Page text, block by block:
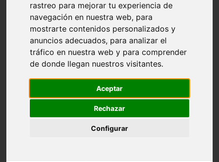
rastreo para mejorar tu experiencia de
navegación en nuestra web, para
mostrarte contenidos personalizados y
anuncios adecuados, para analizar el
tráfico en nuestra web y para comprender
de donde llegan nuestros visitantes.
Aceptar
Rechazar
Configurar
Málaga - torremolinos
Asturias - oviedo
Cádiz - el-puerto-de-santa-maría
Toledo - illescas
álava - vitoria-gasteiz
Málaga - marbella
Zaragoza - zaragoza
Barcelona - barcelona
Pontevedra - lalín
Cantabria - val-de-san-vicente